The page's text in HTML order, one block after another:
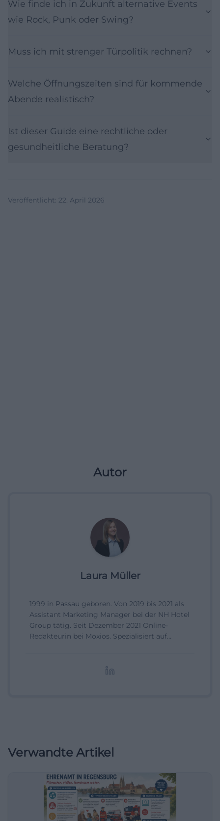
Wie finde ich in Zukunft alternative Events
wie Rock, Punk oder Swing?
Muss ich mit strenger Türpolitik rechnen?
Welche Öffnungszeiten sind für kommende
Abende realistisch?
Ist dieser Guide eine rechtliche oder
gesundheitliche Beratung?
Veröffentlicht: 22. April 2026
Autor
Laura Müller
1999 in Passau geboren. Von 2019 bis 2021 als
Assistant Marketing Manager bei der NH Hotel
Group tätig. Seit Dezember 2021 Online-
Redakteurin bei Moxios. Spezialisiert auf
Verwandte Artikel